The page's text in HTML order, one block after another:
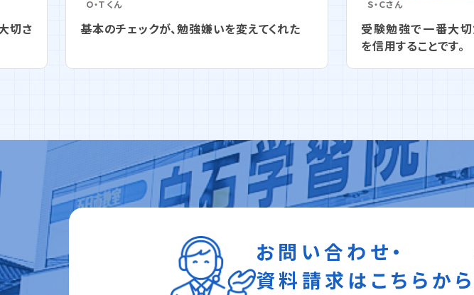
切さ
Ｏ・Ｔ くん
基本のチェックが、勉強嫌いを変えてくれた
Ｓ・Ｃさん
受験勉強で一番大切
を信用することです。
お問い合わせ・
資料請求はこちらから